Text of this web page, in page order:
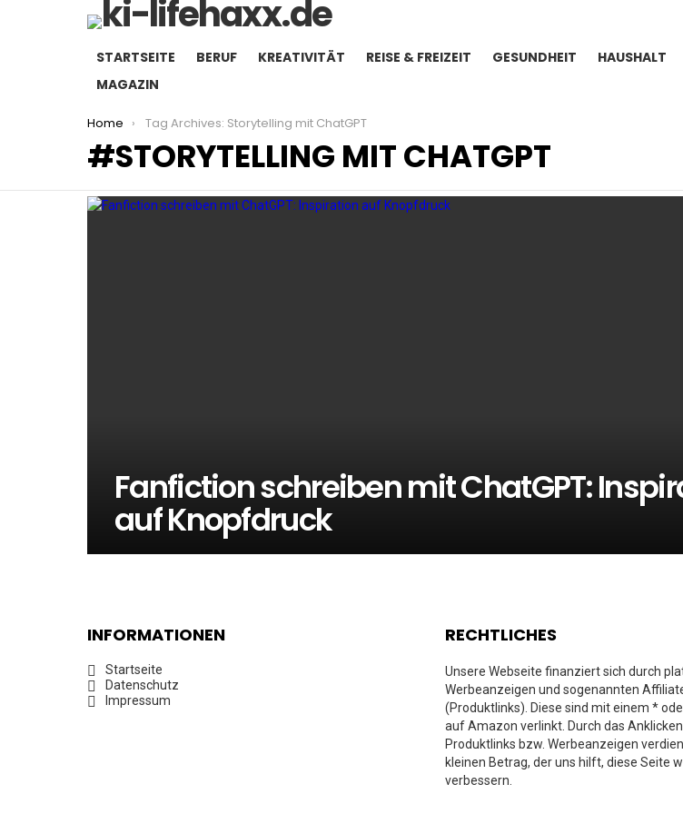
STARTSEITE BERUF KREATIVITÄT REISE & FREIZEIT GESUNDHEIT HAUSHALT
MAGAZIN
You are here:
Home Tag Archives: Storytelling mit ChatGPT
STORYTELLING MIT CHATGPT
LATEST
Fanfiction schreiben mit ChatGPT:
auf Knopfdruck
INFORMATIONEN
Startseite
Datenschutz
Impressum
RECHTLICHES
Unsere Webseite finanziert sich durch
Werbeanzeigen und sogenannten
(Produktlinks). Diese sind mit einem *
auf Amazon verlinkt. Durch das
Produktlinks bzw. Werbeanzeigen
kleinen Betrag, der uns hilft, diese Seite
verbessern.